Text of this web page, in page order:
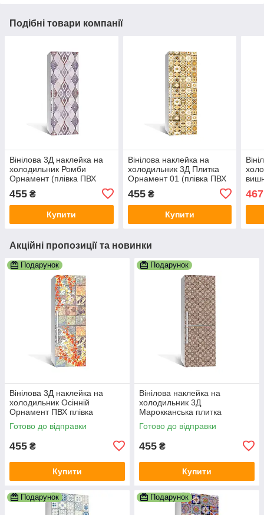
Подібні товари компанії
Вінілова 3Д наклейка на
холодильник Ромби
Орнамент (плівка ПВХ
фотодрук) 600х1800 мм
Геометрія Сірий
455 ₴
Купити
Вінілова наклейка на
холодильник 3Д Плитка
Орнамент 01 (плівка ПВХ
фотодрук) 600х1800 мм
Геометрія Бежевий
455₴
Купити
Акційні пропозиції та новинки
Подарунок
Вінілова 3Д наклейка на
холодильник Осінній
Орнамент ПВХ плівка
самоклеюча під плитку
Текстури Бежевий
Готово до відправки
455 ₴
Купити
Подарунок
Вінілова наклейка на
холодильник 3Д
Марокканська плитка
Орнамент (плівка ПВХ)
600х1800 мм Геометрія
Готово до відправки
455 ₴
Купити
Подарунок Подарунок